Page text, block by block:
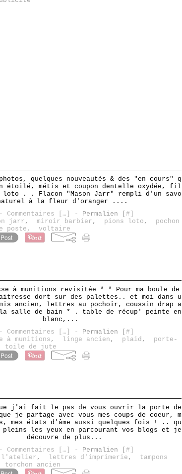
quelques nouveautés & des "en-cours" q
étoilé, métis et coupon dentelle oxydée, fil
. . Flacon "Mason Jarr" rempli d'un savo
à la fleur d'oranger ....
Commentaires [ … - Permalien [ #
jarr, miroir barbier , pions loto , pochon
poste , voltaire
à munitions revisitée * * Pour ma boule de
dort sur des palettes.. et moi dans u
ancien, lettres au pochoir, coussin drap a
salle de bain * . table de récup' peinte en
blanc,...
Commentaires [ … - Permalien [ #
à munitions , linge ancien , plaid , porte-
toile de jute
j'ai fait le pas de vous ouvrir la porte de
je partage avec vous mes coups de coeur, m
mes états d'âme aussi quelques fois ! .. qu
les yeux en parcourant vos blogs et je
découvre de plus...
Commentaires [ … - Permalien [ #
l'atelier , lettres d'imprimerie , tampons
torchon ancien